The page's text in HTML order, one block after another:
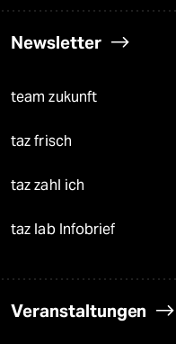
Newsletter
team zukunft
taz frisch
taz zahl ich
taz lab Infobrief
Veranstaltungen